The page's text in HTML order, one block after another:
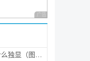
广告 商业广告，理性
显（图解）